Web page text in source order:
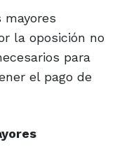
mayores
la oposición no
para
el pago de